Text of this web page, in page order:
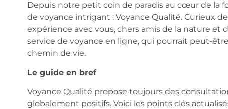
Depuis notre petit coin de paradis au cœur de la
de voyance intrigant : Voyance Qualité. Curieux
expérience avec vous, chers amis de la nature et
service de voyance en ligne, qui pourrait peut-
chemin de vie.
Le guide en bref
Voyance Qualité propose toujours des
globalement positifs. Voici les points clés